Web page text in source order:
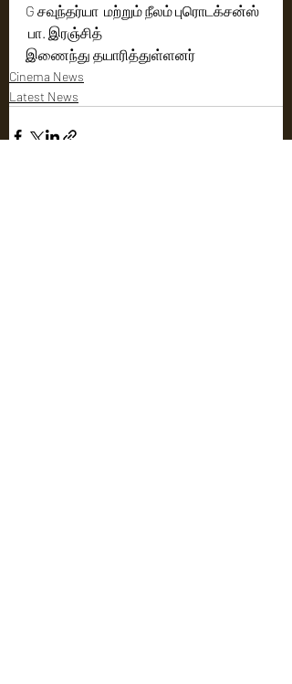
G சவுந்தர்யா  மற்றும் நீலம் புரொடக்சன்ஸ்
பா. இரஞ்சித்
இணைந்து தயாரித்துள்ளனர்
Cinema News
Latest News